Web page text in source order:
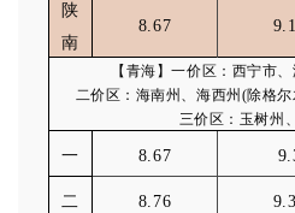
陕
南
8.67
【青海】一价区：西宁市
二价区：海南州、海西州(除格
三价区：玉树州
一 8.67
二 8.76